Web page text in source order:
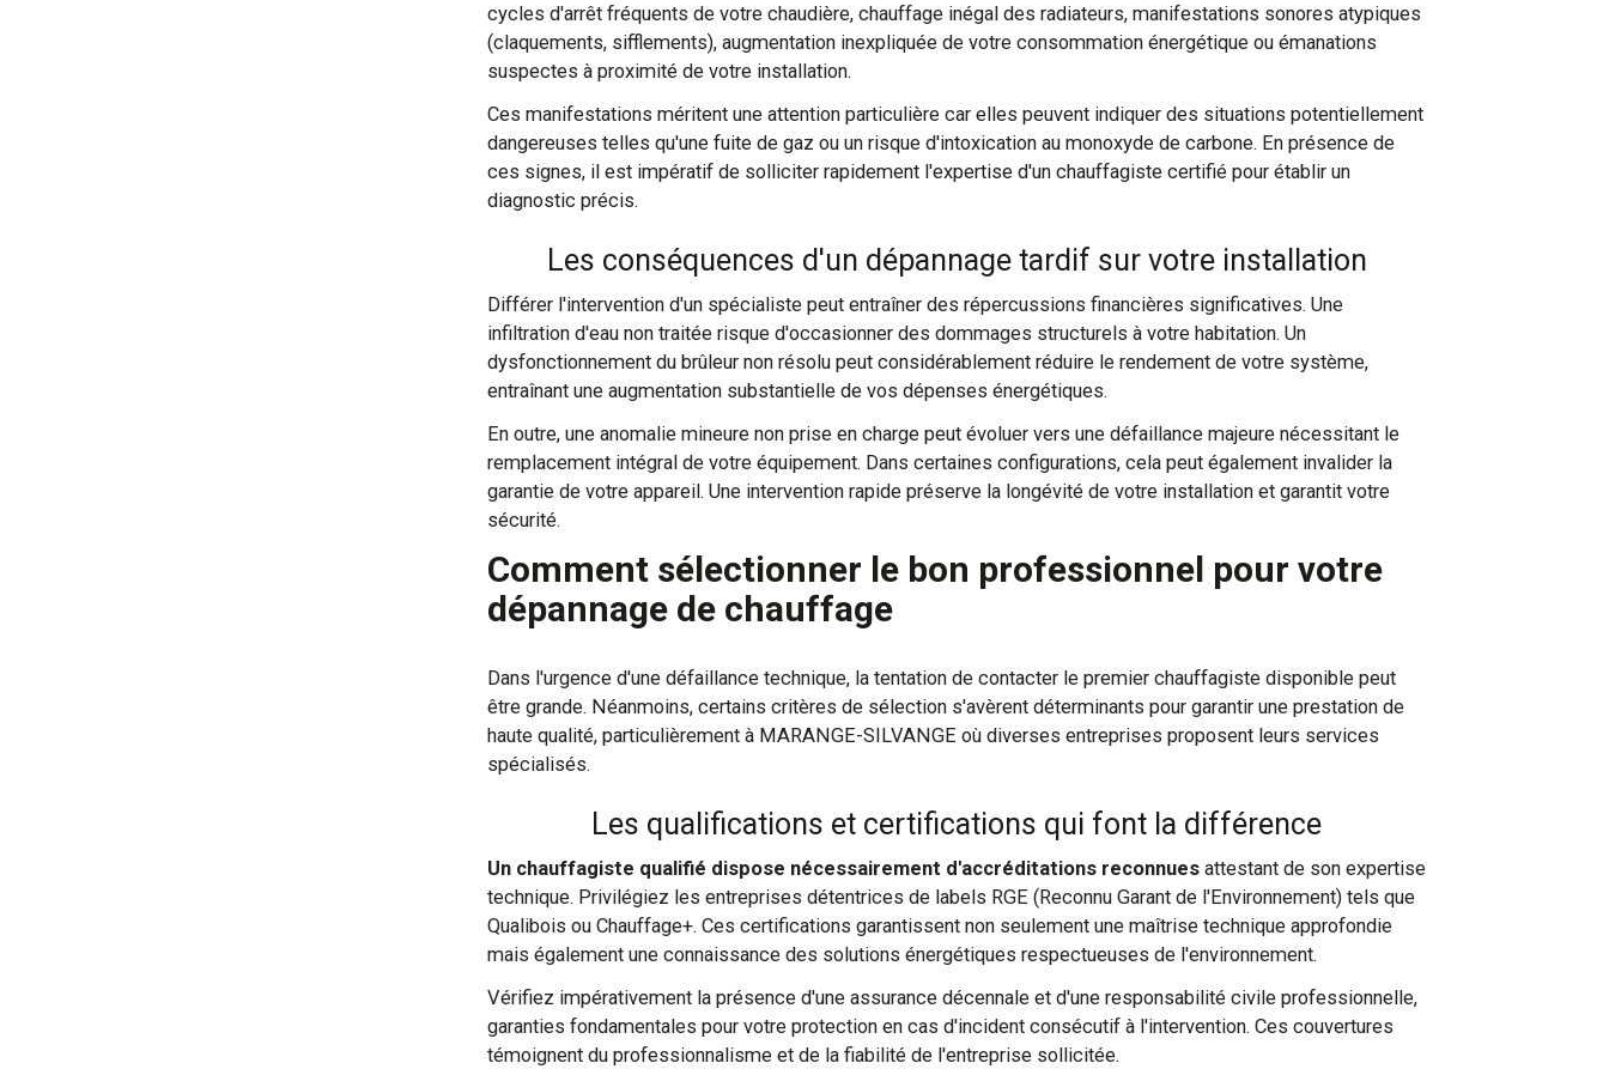
cycles d'arrêt fréquents de votre chaudière, chauffage inégal des radiateurs, manifestations sonores atypiques
(claquements, sifflements), augmentation inexpliquée de votre consommation énergétique ou émanations
suspectes à proximité de votre installation.
Ces manifestations méritent une attention particulière car elles peuvent indiquer des situations potentiellement
dangereuses telles qu'une fuite de gaz ou un risque d'intoxication au monoxyde de carbone. En présence de
ces signes, il est impératif de solliciter rapidement l'expertise d'un chauffagiste certifié pour établir un
diagnostic précis.
Les conséquences d'un dépannage tardif sur votre installation
Différer l'intervention d'un spécialiste peut entraîner des répercussions financières significatives. Une
infiltration d'eau non traitée risque d'occasionner des dommages structurels à votre habitation. Un
dysfonctionnement du brûleur non résolu peut considérablement réduire le rendement de votre système,
entraînant une augmentation substantielle de vos dépenses énergétiques.
En outre, une anomalie mineure non prise en charge peut évoluer vers une défaillance majeure nécessitant le
remplacement intégral de votre équipement. Dans certaines configurations, cela peut également invalider la
garantie de votre appareil. Une intervention rapide préserve la longévité de votre installation et garantit votre
sécurité.
Comment sélectionner le bon professionnel pour votre
dépannage de chauffage
Dans l'urgence d'une défaillance technique, la tentation de contacter le premier chauffagiste disponible peut
être grande. Néanmoins, certains critères de sélection s'avèrent déterminants pour garantir une prestation de
haute qualité, particulièrement à MARANGE-SILVANGE où diverses entreprises proposent leurs services
spécialisés.
Les qualifications et certifications qui font la différence
Un chauffagiste qualifié dispose nécessairement d'accréditations reconnuesattestant de son expertise
technique. Privilégiez les entreprises détentrices de labels RGE (Reconnu Garant de l'Environnement) tels que
Qualibois ou Chauffage+. Ces certifications garantissent non seulement une maîtrise technique approfondie
mais également une connaissance des solutions énergétiques respectueuses de l'environnement.
Vérifiez impérativement la présence d'une assurance décennale et d'une responsabilité civile professionnelle,
garanties fondamentales pour votre protection en cas d'incident consécutif à l'intervention. Ces couvertures
témoignent du professionnalisme et de la fiabilité de l'entreprise sollicitée.